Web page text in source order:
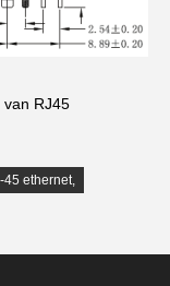
van RJ45
45 ethernet,